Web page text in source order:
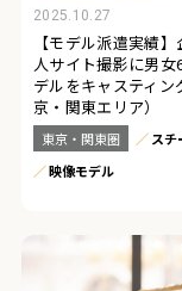
2025.10.27
【モデル派遣実績
人サイト撮影に男女
デルをキャスティン
京・関東エリア）
東京・関東圏
ス
映像モデル